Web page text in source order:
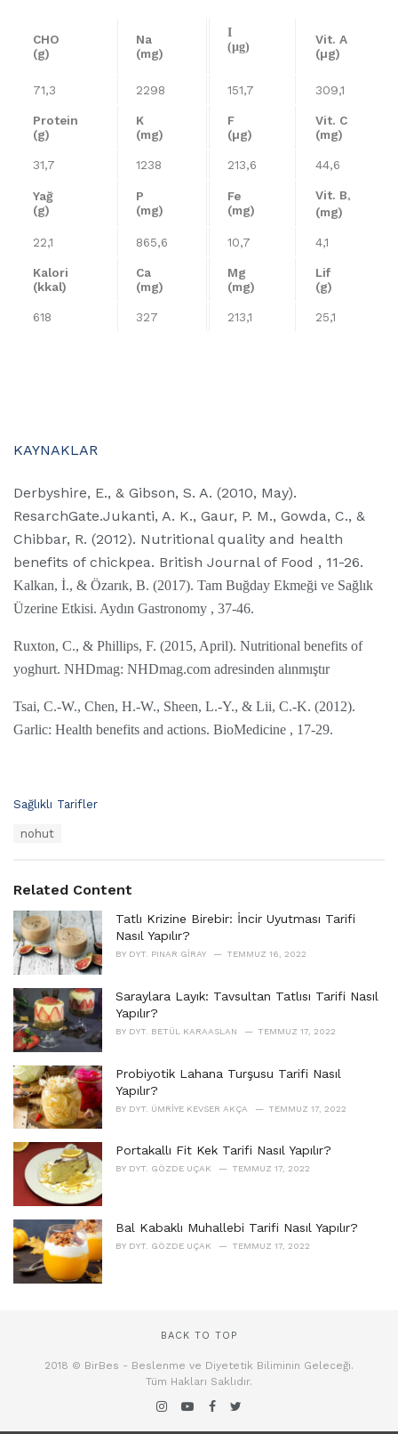
CHO
(g)
Na
(mg)
I
(µg)
Vit. A
(µg)
71,3 2298 151,7 309,1
Protein
(g)
K
(mg)
F
(µg)
Vit. C
(mg)
31,7 1238 213,6 44,6
Yağ
(g)
P
(mg)
Fe
(mg)
Vit. B³
(mg)
22,1 865,6 10,7 4,1
Kalori
(kkal)
Ca
(mg)
Mg
(mg)
Lif
(g)
618 327 213,1 25,1
KAYNAKLAR
Derbyshire, E., & Gibson, S. A. (2010, May).
ResarchGate.Jukanti, A. K., Gaur, P. M., Gowda, C., &
Chibbar, R. (2012). Nutritional quality and health
benefits of chickpea. British Journal of Food , 11-26.
Kalkan, İ., & Özarık, B. (2017). Tam Buğday Ekmeği ve Sağlık
Üzerine Etkisi. Aydın Gastronomy , 37-46.
Ruxton, C., & Phillips, F. (2015, April). Nutritional benefits of
yoghurt. NHDmag: NHDmag.com adresinden alınmıştır
Tsai, C.-W., Chen, H.-W., Sheen, L.-Y., & Lii, C.-K. (2012).
Garlic: Health benefits and actions. BioMedicine , 17-29.
C
o
r
i
e
s
:
Sağlıklı Tarifler
:
nohut
Related Content
Tatlı Krizine Birebir: İncir Uyutması Tarifi
Nasıl Yapılır?
BY DYT. PINAR GIRAY TEMMUZ 16, 2022
Saraylara Layık: Tavsultan Tatlısı Tarifi Nasıl
Yapılır?
BY DYT. BETÜL KARAASLAN TEMMUZ 17, 2022
Probiyotik Lahana Turşusu Tarifi Nasıl
Yapılır?
BY DYT. ÜMRIYE KEVSER AKÇA TEMMUZ 17, 2022
Portakallı Fit Kek Tarifi Nasıl Yapılır?
BY DYT. GÖZDE UÇAK TEMMUZ 17, 2022
Bal Kabaklı Muhallebi Tarifi Nasıl Yapılır?
BY DYT. GÖZDE UÇAK TEMMUZ 17, 2022
BACK TO TOP
2018 © BirBes - Beslenme ve Diyetetik Biliminin Geleceği.
Tüm Hakları Saklıdır.